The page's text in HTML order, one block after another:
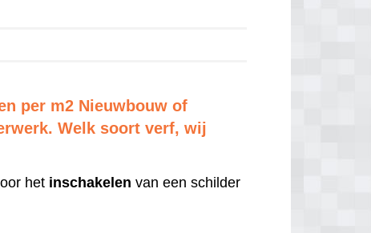
per m2 Nieuwbouw of
Welk soort verf, wij
het inschakelen van een schilder